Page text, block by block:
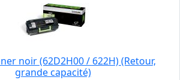
noir (62D2H00 / 622H) (Retour,
grande capacité)